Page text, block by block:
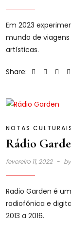
Em 2023
mundo de
artísticas.
Share:
NOTAS CULTURAIS
Rádio
fevereiro 11, 2022 by
Radio Garden é
radiofônica e
2013 a 2016.